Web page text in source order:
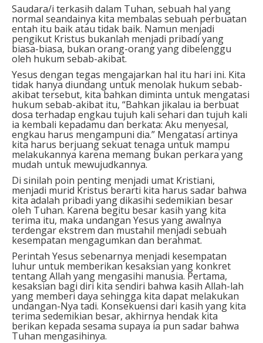
Saudara/i terkasih dalam Tuhan, sebuah hal yang
normal seandainya kita membalas sebuah perbuatan
entah itu baik atau tidak baik. Namun menjadi
pengikut Kristus bukanlah menjadi pribadi yang
biasa-biasa, bukan orang-orang yang dibelenggu
oleh hukum sebab-akibat.
Yesus dengan tegas mengajarkan hal itu hari ini. Kita
tidak hanya diundang untuk menolak hukum sebab-
akibat tersebut, kita bahkan diminta untuk mengatasi
hukum sebab-akibat itu, “Bahkan jikalau ia berbuat
dosa terhadap engkau tujuh kali sehari dan tujuh kali
ia kembali kepadamu dan berkata: Aku menyesal,
engkau harus mengampuni dia.” Mengatasi artinya
kita harus berjuang sekuat tenaga untuk mampu
melakukannya karena memang bukan perkara yang
mudah untuk mewujudkannya.
Di sinilah poin penting menjadi umat Kristiani,
menjadi murid Kristus berarti kita harus sadar bahwa
kita adalah pribadi yang dikasihi sedemikian besar
oleh Tuhan. Karena begitu besar kasih yang kita
terima itu, maka undangan Yesus yang awalnya
terdengar ekstrem dan mustahil menjadi sebuah
kesempatan mengagumkan dan berahmat.
Perintah Yesus sebenarnya menjadi kesempatan
luhur untuk memberikan kesaksian yang konkret
tentang Allah yang mengasihi manusia. Pertama,
kesaksian bagi diri kita sendiri bahwa kasih Allah-lah
yang memberi daya sehingga kita dapat melakukan
undangan-Nya tadi. Konsekuensi dari kasih yang kita
terima sedemikian besar, akhirnya hendak kita
berikan kepada sesama supaya ia pun sadar bahwa
Tuhan mengasihinya.